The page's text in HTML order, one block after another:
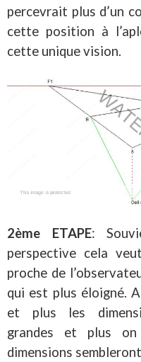
percevrait plus d’un
cette position à
cette unique vision.
2ème ETAPE:
perspective cela
proche de
qui est plus éloigné.
et plus les
grandes et plus
dimensions